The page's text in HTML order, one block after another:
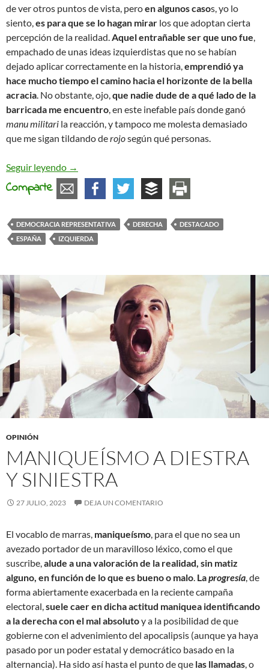
de ver otros puntos de vista, peroen algunos casos, yo lo
siento,es para que se lo hagan mirar los que adoptan cierta
percepción de la realidad.Aquel entrañable ser que uno fue,
empachado de unas ideas izquierdistas que no se habían
dejado aplicar correctamente en la historia,emprendió ya
hace mucho tiempo el camino hacia el horizonte de la bella
acracia. No obstante, ojo,que nadie dude de a qué lado de la
barricada me encuentro, en este inefable país donde ganó
manu militari la reacción, y tampoco me molesta demasiado
que me sigan tildando derojosegún qué personas.
Seguir leyendo Reflexiones sobre el purismo ideológico (sea lo
→
Comparte
DEMOCRACIA REPRESENTATIVA DERECHA
DESTACADO
ESPAÑA
IZQUIERDA
OPINIÓN
MANIQUEÍSMO A DIESTRA
Y SINIESTRA
27 JULIO, 2023 DEJA UN COMENTARIO
El vocablo de marras, maniqueísmo, para el que no sea un
avezado portador de un maravilloso léxico, como el que
suscribe,alude a una valoración de la realidad, sin matiz
alguno, en función de lo que es bueno o malo. Laprogresía, de
forma abiertamente exacerbada en la reciente campaña
electoral,suele caer en dicha actitud maniquea identificando
a la derecha con el mal absolutoy a la posibilidad de que
gobierne con el advenimiento del apocalipsis (aunque ya haya
pasado por un poder estatal y democrático basado en la
alternancia). Ha sido así hasta el punto de que las llamadas, o